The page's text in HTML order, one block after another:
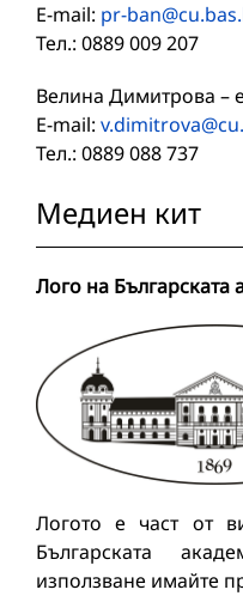
E-mail: pr-
Тел.: 0889 009 207
Велина Димитрова –
E-mail:
Тел.: 0889 088 737
Медиен кит
Лого на Българската
Логото е част от
Българската
използване имайте